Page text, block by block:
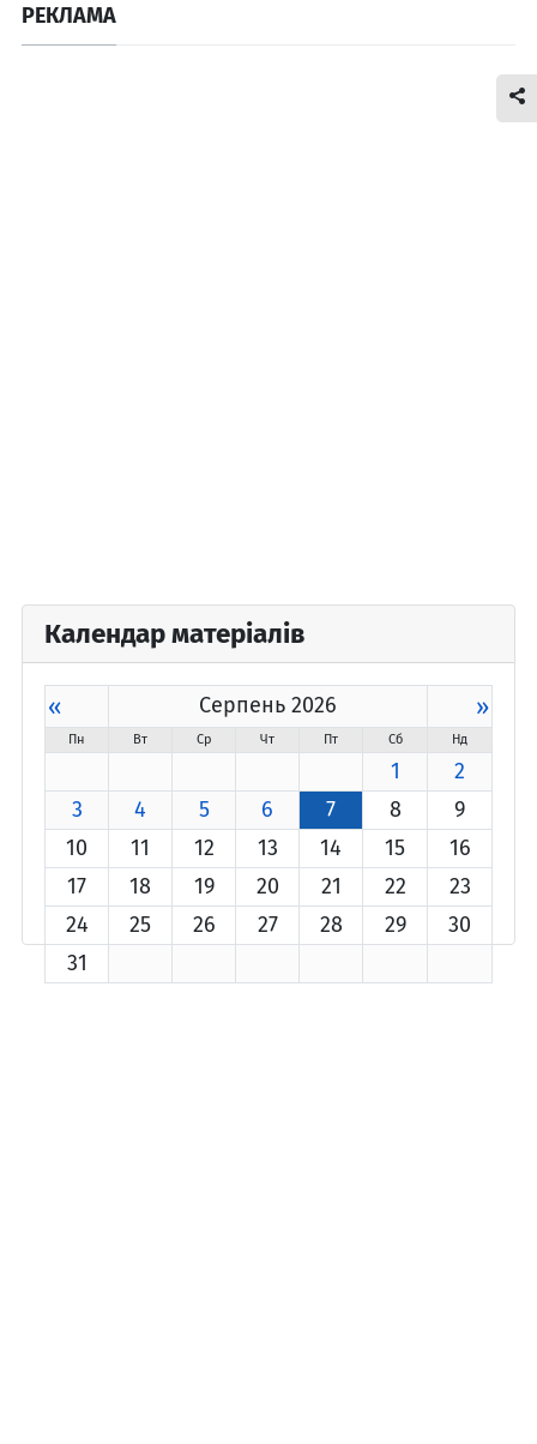
РЕКЛАМА
Календар матеріалів
« Серпень 2026 »
Пн Вт Ср Чт Пт Сб Нд
1
2
3
4 5 6 7 8
9
10
11 12 13 14 15
16
17
18 19 20 21 22
23
24
25 26 27 28 29
30
31